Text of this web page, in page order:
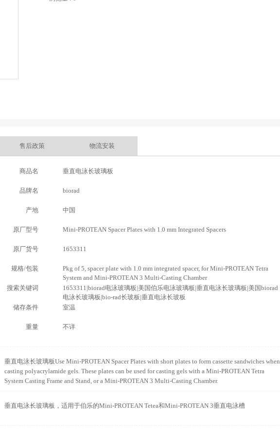
售后政策 物流安装
商品名 垂直电泳长玻璃板
品牌名 biorad
产地 中国
原厂型号 Mini-PROTEAN Spacer Plates with 1.0 mm Integrated Spacers
原厂货号 1653311
规格/包装
Pkg of 5, spacer plate with 1.0 mm integrated spacer, for Mini-PROTEAN Tetra
System and Mini-PROTEAN 3 Multi-Casting Chamber
搜索关键词
1653311|biorad电泳玻璃板|美国伯乐电泳玻璃板|垂直电泳长玻璃板|美国biorad
电泳长玻璃板|bio-rad长玻板|垂直电泳长玻板
储存条件
室温
重量 不详
垂直电泳长玻璃板Use Mini-PROTEAN Spacer Plates with short plates to form cassette sandwiches when
casting polyacrylamide gels. These plates can be used for casting gels with a Mini-PROTEAN Tetra
System Casting Frame and Stand, or a Mini-PROTEAN 3 Multi-Casting Chamber.
垂直电泳长玻璃板，适用于伯乐的Mini-PROTEAN Tetea和Mini-PROTEAN 3垂直电泳槽